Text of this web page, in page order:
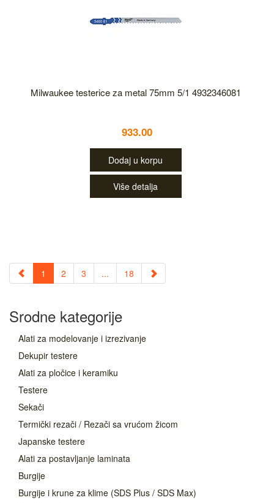
Milwaukee testerice za metal 75mm 5/1 4932346081
933.00
Dodaj u korpu
Više detalja
1 2 3 ... 18
Srodne kategorije
Alati za modelovanje i izrezivanje
Dekupir testere
Alati za pločice i keramiku
Testere
Sekači
Termički rezači / Rezači sa vrućom žicom
Japanske testere
Alati za postavljanje laminata
Burgije
Burgije i krune za klime (SDS Plus / SDS Max)